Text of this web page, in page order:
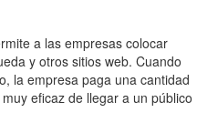
a las empresas colocar
y otros sitios web. Cuando
la empresa paga una cantidad
eficaz de llegar a un público